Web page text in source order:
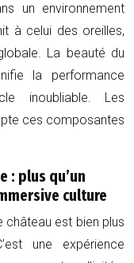
un environnement
à celui des oreilles,
La beauté du
la performance
inoubliable. Les
ces composantes
: plus qu’un
culture
château est bien plus
une expérience